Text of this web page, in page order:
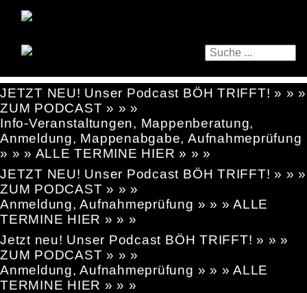
JETZT NEU! Unser Podcast BÖH TRIFFT! » » »
ZUM PODCAST » » »
Info-Veranstaltungen, Mappenberatung,
Anmeldung, Mappenabgabe, Aufnahmeprüfung
» » » ALLE TERMINE HIER » » »
JETZT NEU! Unser Podcast BÖH TRIFFT! » » »
ZUM PODCAST » » »
Anmeldung, Aufnahmeprüfung » » » ALLE
TERMINE HIER » » »
Jetzt neu! Unser Podcast BÖH TRIFFT! » » »
ZUM PODCAST » » »
Anmeldung, Aufnahmeprüfung » » » ALLE
TERMINE HIER » » »